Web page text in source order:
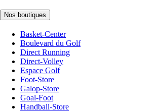
Nos boutiques
Basket-Center
Boulevard du Golf
Direct Running
Direct-Volley
Espace Golf
Foot-Store
Galop-Store
Goal-Foot
Handball-Store